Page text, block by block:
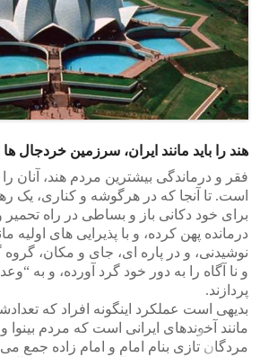
هند را باید مانند ایران، سرزمین خردجال ها
فقر و درماندگی بیشترین مردم هند، آنان
است. تا آنجا که در هرگوشه و کناری، یک
برای خود دکانی باز و بساطی در راه
درمانده پهن کرده، و با پذیرایی های اولیه
نوشیدنی، و در پاره ای، جای و مکان،
و نا آگاه را به دور خود گرد آورده، و به
پردازند.
بدیهی است عملکرد اینگونه افراد که
مانند آخوندهای ایرانی است که مردم بینوا
مردگان تازی بنام امام و امام زاده جمع